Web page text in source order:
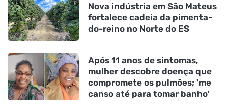
Nova indústria em São Mateus
fortalece cadeia da pimenta-
do-reino no Norte do ES
Após 11 anos de sintomas,
mulher descobre doença que
compromete os pulmões; 'me
canso até para tomar banho'